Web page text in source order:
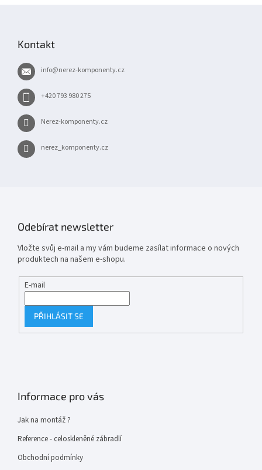
Kontakt
info@nerez-komponenty.cz
+420 793 980 275
Nerez-komponenty.cz
nerez_komponenty.cz
Odebírat newsletter
Vložte svůj e-mail a my vám budeme zasílat informace o nových
produktech na našem e-shopu.
E-mail
PŘIHLÁSIT SE
Informace pro vás
Jak na montáž ?
Reference - celoskleněné zábradlí
Obchodní podmínky